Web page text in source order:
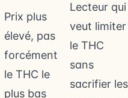
Prix plus
élevé, pas
forcément
le THC le
plus bas
Lecteur qui
veut limiter
le THC
sans
sacrifier les